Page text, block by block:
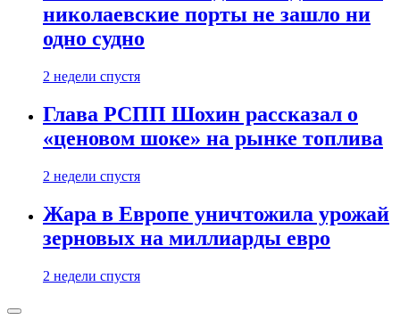
николаевские порты не зашло ни
одно судно
2 недели спустя
Глава РСПП Шохин рассказал о
«ценовом шоке» на рынке топлива
2 недели спустя
Жара в Европе уничтожила урожай
зерновых на миллиарды евро
2 недели спустя